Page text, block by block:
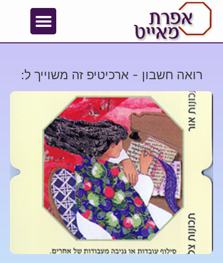
רואה חשבון - ארכיטיפ זה משוייך ל: